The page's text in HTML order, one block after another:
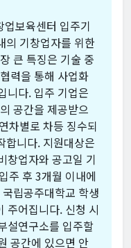
보육센터 입주기
의 기창업자를 위한
큰 특징은 기술 중
력을 통해 사업화
니다. 입주 기업은
공간을 제공받으
차별로 차등 징수되
니다. 지원대상은
창업자와 공고일 기
주 후 3개월 이내에
립공주대학교 학생
주어집니다. 신청 시
설연구소를 입주할
공간에 있으면 안